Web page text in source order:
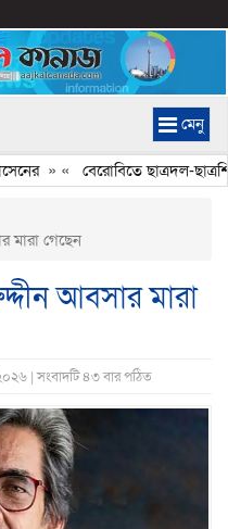
মেনু
» « বেরোবিতে ছাত্রদল-
মারা গেছেন
আবসার মারা
| সংবাদটি ৪৩ বার পঠিত